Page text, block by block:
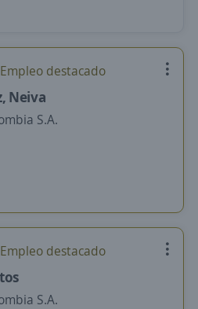
Empleo destacado
Neiva
S.A.
Empleo destacado
S.A.